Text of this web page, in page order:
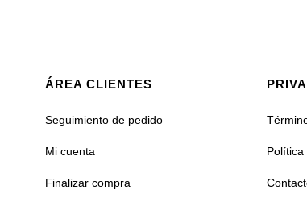
ÁREA CLIENTES
Seguimiento de pedido
Mi cuenta
Finalizar compra
Política